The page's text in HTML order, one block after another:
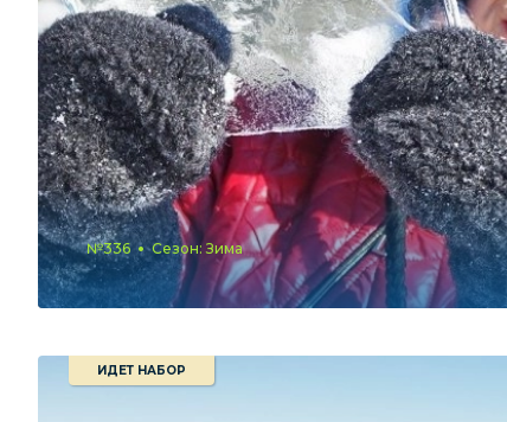
№336 Сезон: Зима
ИДЕТ НАБОР